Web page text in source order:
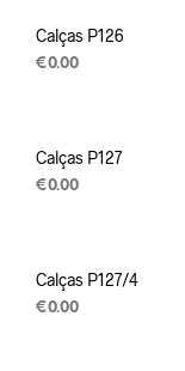
Calças P126
€0.00
Calças P127
€0.00
Calças P127/4
€0.00